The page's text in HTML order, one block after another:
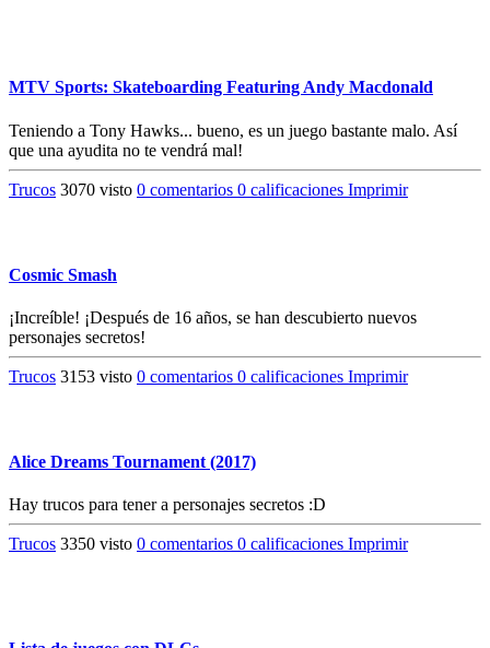
MTV Sports: Skateboarding Featuring Andy Macdonald
Teniendo a Tony Hawks... bueno, es un juego bastante malo. Así
que una ayudita no te vendrá mal!
Trucos 3070 visto 0 comentarios 0 calificaciones Imprimir
Cosmic Smash
¡Increíble! ¡Después de 16 años, se han descubierto nuevos
personajes secretos!
Trucos 3153 visto 0 comentarios 0 calificaciones Imprimir
Alice Dreams Tournament (2017)
Hay trucos para tener a personajes secretos :D
Trucos 3350 visto 0 comentarios 0 calificaciones Imprimir